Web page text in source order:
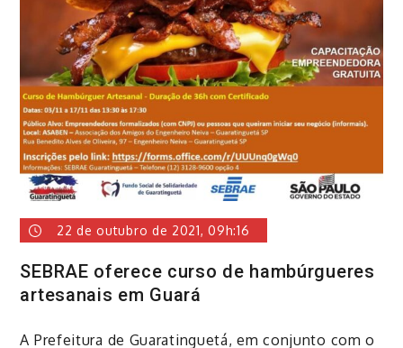
22 de outubro de 2021, 09h:16
SEBRAE oferece curso de hambúrgueres
artesanais em Guará
​A Prefeitura de Guaratinguetá, em conjunto com o